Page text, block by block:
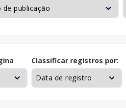
Classificar registros por: